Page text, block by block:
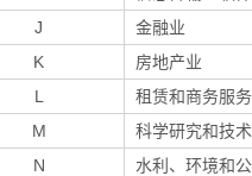
J
金融业
K
房地产业
L
租赁和商务服
M
科学研究和技
N
水利、环境和